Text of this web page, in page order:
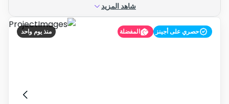
شاهد المزيد
منذ يوم واحد حصري على أجينز المفضلة